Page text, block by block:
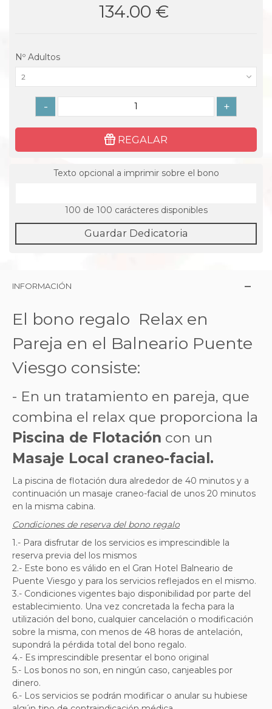
134.00 €
Nº Adultos
2
- +
REGALAR
Texto opcional a imprimir sobre el bono
100 de 100 carácteres disponibles
Guardar Dedicatoria
INFORMACIÓN
El bono regalo Relax en
Pareja en el Balneario Puente
Viesgo consiste:
- En un tratamiento en pareja, que
combina el relax que proporciona la
Piscina de Flotación con un
Masaje Local craneo-facial.
La piscina de flotación dura alrededor de 40 minutos y a
continuación un masaje craneo-facial de unos 20 minutos
en la misma cabina.
Condiciones de reserva del bono regalo
1.- Para disfrutar de los servicios es imprescindible la
reserva previa del los mismos
2.- Este bono es válido en el Gran Hotel Balneario de
Puente Viesgo y para los servicios reflejados en el mismo.
3.- Condiciones vigentes bajo disponibilidad por parte del
establecimiento. Una vez concretada la fecha para la
utilización del bono, cualquier cancelación o modificación
sobre la misma, con menos de 48 horas de antelación,
supondrá la pérdida total del bono regalo.
4.- Es imprescindible presentar el bono original
5.- Los bonos no son, en ningún caso, canjeables por
dinero.
6.- Los servicios se podrán modificar o anular su hubiese